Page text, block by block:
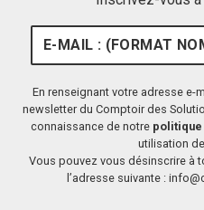
En renseignant votre adresse e-
newsletter du Comptoir des
connaissance de notre
utilisation
Vous pouvez vous désinscrire à
l’adresse suivante :